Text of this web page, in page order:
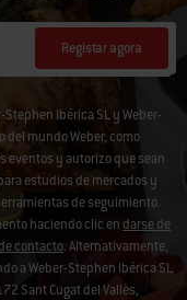
Registar agora
Ibérica SL y Weber-
mundo Weber, como
eventos y autorizo que sean
estudios de mercados y
de seguimiento.
haciendo clic en darse de
contacto. Alternativamente,
a Weber-Stephen Ibérica SL
Sant Cugat del Vallès,